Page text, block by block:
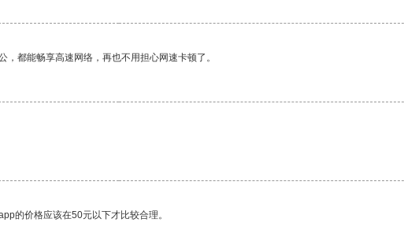
都能畅享高速网络，再也不用担心网速卡顿了。
的价格应该在50元以下才比较合理。